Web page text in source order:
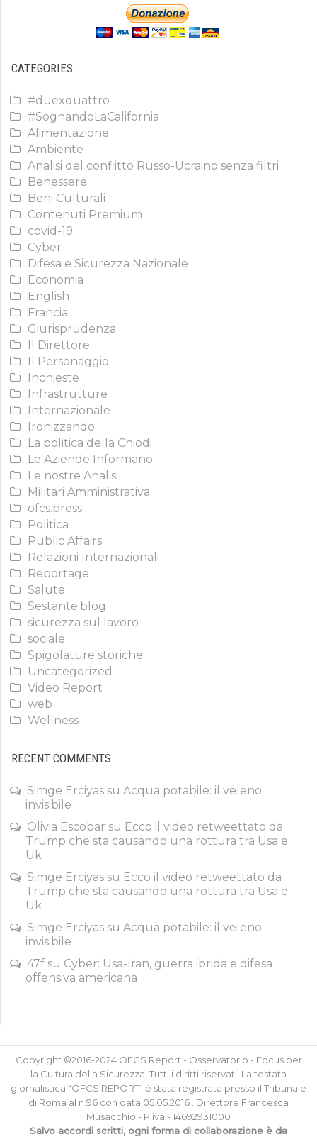
CATEGORIES
#duexquattro
#SognandoLaCalifornia
Alimentazione
Ambiente
Analisi del conflitto Russo-Ucraino senza filtri
Benessere
Beni Culturali
Contenuti Premium
covid-19
Cyber
Difesa e Sicurezza Nazionale
Economia
English
Francia
Giurisprudenza
Il Direttore
Il Personaggio
Inchieste
Infrastrutture
Internazionale
Ironizzando
La politica della Chiodi
Le Aziende Informano
Le nostre Analisi
Militari Amministrativa
ofcs.press
Politica
Public Affairs
Relazioni Internazionali
Reportage
Salute
Sestante.blog
sicurezza sul lavoro
sociale
Spigolature storiche
Uncategorized
Video Report
web
Wellness
RECENT COMMENTS
Simge Erciyas su Acqua potabile: il veleno
invisibile
Olivia Escobar su Ecco il video retweettato da
Trump che sta causando una rottura tra Usa e
Uk
Simge Erciyas su Ecco il video retweettato da
Trump che sta causando una rottura tra Usa e
Uk
Simge Erciyas su Acqua potabile: il veleno
invisibile
47f su Cyber: Usa-Iran, guerra ibrida e difesa
offensiva americana
Copyright ©2016-2024 OFCS.Report - Osservatorio - Focus per
la Cultura della Sicurezza. Tutti i diritti riservati. La testata
giornalistica “OFCS.REPORT” è stata registrata presso il Tribunale
di Roma al n.96 con data 05.05.2016 . Direttore Francesca
Musacchio - P.iva - 14692931000
Salvo accordi scritti, ogni forma di collaborazione è da